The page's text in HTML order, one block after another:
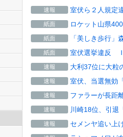
速報 室伏ら２人規定
紙面 ロケット山県
紙面 「美しき歩行」
紙面 室伏選挙違反
速報 大利37位に大粒
速報 室伏、当選無効
速報 ファラーが長距
速報 川崎18位、引退
速報 セメンヤ追い上